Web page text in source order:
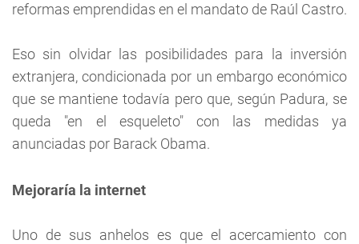
reformas emprendidas en el mandato de Raúl Castro.
Eso sin olvidar las posibilidades para la inversión
extranjera, condicionada por un embargo económico
que se mantiene todavía pero que, según Padura, se
queda "en el esqueleto" con las medidas ya
anunciadas por Barack Obama.
Mejoraría la internet
Uno de sus anhelos es que el acercamiento con